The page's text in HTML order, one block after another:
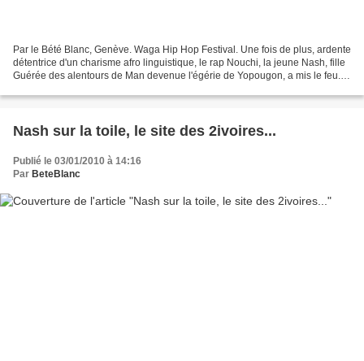
Par le Bété Blanc, Genève. Waga Hip Hop Festival. Une fois de plus, ardente
détentrice d'un charisme afro linguistique, le rap Nouchi, la jeune Nash, fille
Guérée des alentours de Man devenue l'égérie de Yopougon, a mis le feu.
Nash sur la toile, le site des 2ivoires...
Publié le 03/01/2010 à 14:16
Par BeteBlanc